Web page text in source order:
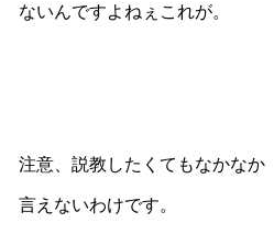
ないんですよねぇこれが。
注意、説教したくてもなかなか
言えないわけです。